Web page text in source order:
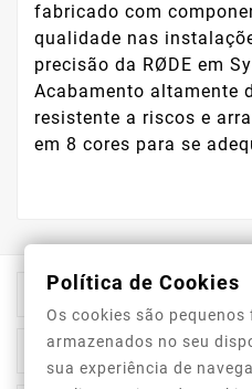
fabricado com
qualidade nas
precisão da RØDE em
Acabamento altamente
resistente a riscos e
em 8 cores para se
Informação Da Loja
Top Categorias
Política de Cookies
Os cookies são
armazenados no seu
sua experiência de